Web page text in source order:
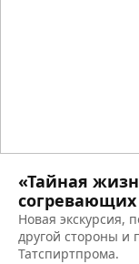
«Тайная
Новая экскурсия,
другой стороны и
Татспиртпрома.